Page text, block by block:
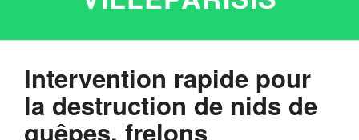
Intervention rapide pour
la destruction de nids de
guêpes, frelons